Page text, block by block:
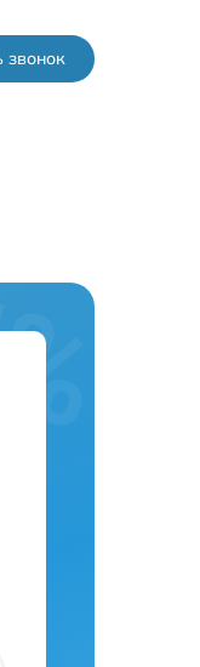
звонок